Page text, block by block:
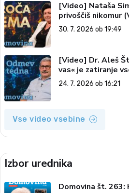
[Video] Nataša
privoščiš nikomur
2026)
30. 7. 2026 ob 19:49
[Video] Dr. Aleš
vas« je zatiranje
7. 2026)
24. 7. 2026 ob 16:21
Vse video vsebine
Izbor urednika
Domovina št.